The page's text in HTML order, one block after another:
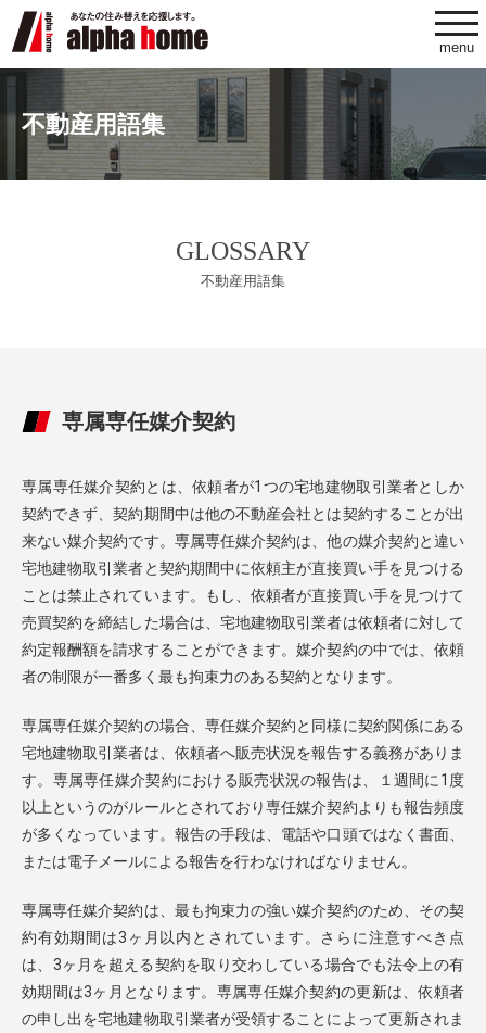
menu
不動産用語集
GLOSSARY
不動産用語集
専属専任媒介契約
専属専任媒介契約とは、依頼者が1つの宅地建物取引業者としか
契約できず、契約期間中は他の不動産会社とは契約することが出
来ない媒介契約です。専属専任媒介契約は、他の媒介契約と違い
宅地建物取引業者と契約期間中に依頼主が直接買い手を見つける
ことは禁止されています。もし、依頼者が直接買い手を見つけて
売買契約を締結した場合は、宅地建物取引業者は依頼者に対して
約定報酬額を請求することができます。媒介契約の中では、依頼
者の制限が一番多く最も拘束力のある契約となります。
専属専任媒介契約の場合、専任媒介契約と同様に契約関係にある
宅地建物取引業者は、依頼者へ販売状況を報告する義務がありま
す。専属専任媒介契約における販売状況の報告は、１週間に1度
以上というのがルールとされており専任媒介契約よりも報告頻度
が多くなっています。報告の手段は、電話や口頭ではなく書面、
または電子メールによる報告を行わなければなりません。
専属専任媒介契約は、最も拘束力の強い媒介契約のため、その契
約有効期間は3ヶ月以内とされています。さらに注意すべき点
は、3ヶ月を超える契約を取り交わしている場合でも法令上の有
効期間は3ヶ月となります。専属専任媒介契約の更新は、依頼者
の申し出を宅地建物取引業者が受領することによって更新されま